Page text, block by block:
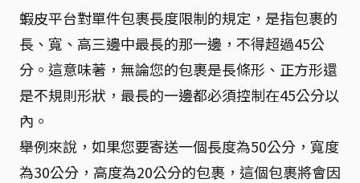
蝦皮平台對單件包裹長度限制的規定，是指包裹的
長、寬、高三邊中最長的那一邊，不得超過45公
分。這意味著，無論您的包裹是長條形、正方形還
是不規則形狀，最長的一邊都必須控制在45公分以
內。
舉例來說，如果您要寄送一個長度為50公分，寬度
為30公分，高度為20公分的包裹，這個包裹將會因